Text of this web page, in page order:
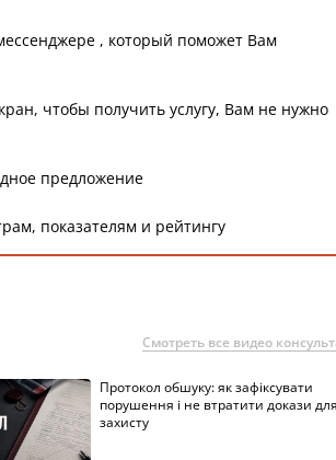
, который поможет Вам
чтобы получить услугу, Вам не нужно
предложение
показателям и рейтингу
Смотреть все видео
Протокол обшуку: як зафіксувати
порушення і не втратити докази для
захисту